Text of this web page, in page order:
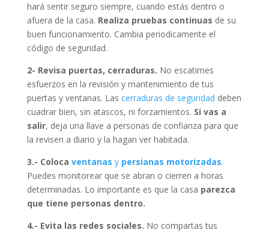
hará sentir seguro siempre, cuando estás dentro o
afuera de la casa. Realiza pruebas continuas de su
buen funcionamiento. Cambia periodicamente el
código de seguridad.
2- Revisa puertas, cerraduras. No escatimes
esfuerzos en la revisión y mantenimiento de tus
puertas y ventanas. Las cerraduras de seguridad deben
cuadrar bien, sin atascos, ni forzamientos. Si vas a
salir, deja una llave a personas de confianza para que
la revisen a diario y la hagan ver habitada.
3.- Coloca ventanas y persianas motorizadas.
Puedes monitorear que se abran o cierren a horas
determinadas. Lo importante es que la casa parezca
que tiene personas dentro.
4.- Evita las redes sociales. No compartas tus